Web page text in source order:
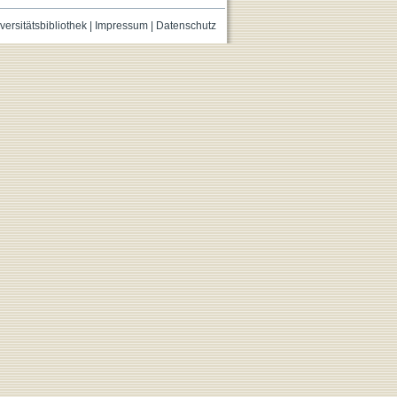
| Impressum| Datenschutz